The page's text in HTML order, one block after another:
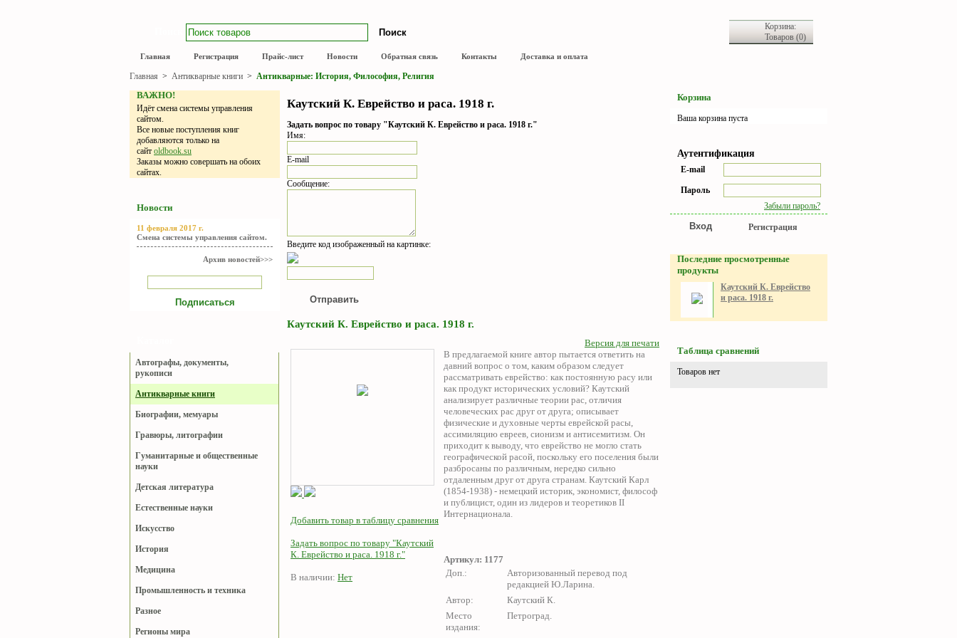
Корзина:
Товаров (0)
Главная Регистрация Прайс-лист Новости Обратная связь Контакты Доставка и оплата
Главная > Антикварные книги > Антикварные: История, Философия, Религия
ВАЖНО!
Идёт смена системы управления
сайтом.
Все новые поступления книг
добавляются только на
сайт oldbook.su
Заказы можно совершать на обоих
сайтах.
Новости
11 февраля 2017 г.
Смена системы управления сайтом.
Архив новостей>>>
Автографы, документы,
рукописи
Антикварные книги
Биографии, мемуары
Гравюры, литографии
Гуманитарные и общественные
науки
Детская литература
Естественные науки
Искусство
История
Медицина
Промышленность и техника
Разное
Регионы мира
Каутский К. Еврейство и раса. 1918 г.
Задать вопрос по товару "Каутский К. Еврейство и раса. 1918 г."
Имя:
E-mail
Сообщение:
Введите код изображенный на картинке:
Каутский К. Еврейство и раса. 1918 г.
Версия для печати
Добавить товар в таблицу сравнения
Задать вопрос по товару "Каутский
К. Еврейство и раса. 1918 г."
В наличии: Нет
В предлагаемой книге автор пытается ответить на
давний вопрос о том, каким образом следует
рассматривать еврейство: как постоянную расу или
как продукт исторических условий? Каутский
анализирует различные теории рас, отличия
человеческих рас друг от друга; описывает
физические и духовные черты еврейской расы,
ассимиляцию евреев, сионизм и антисемитизм. Он
приходит к выводу, что еврейство не могло стать
географической расой, поскольку его поселения были
разбросаны по различным, нередко сильно
отдаленным друг от друга странам. Каутский Карл
(1854-1938) - немецкий историк, экономист, философ
и публицист, один из лидеров и теоретиков II
Интернационала.
Артикул: 1177
Доп.:
Авторизованный перевод под
редакцией Ю.Ларина.
Автор:
Каутский К.
Место
издания:
Петроград.
Корзина
Ваша корзина пуста
Аутентификация
E-mail
Пароль
Забыли пароль?
Регистрация
Последние просмотренные
продукты
Каутский К. Еврейство
и раса. 1918 г.
Таблица сравнений
Товаров нет